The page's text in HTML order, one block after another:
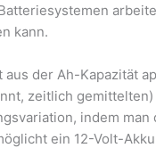
kann.
aus der Ah-Kapazität
zeitlich
indem
ein 12-Volt-